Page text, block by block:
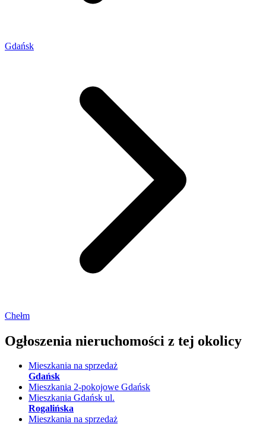
Gdańsk
Chełm
Ogłoszenia nieruchomości z tej okolicy
Mieszkania na sprzedaż
Gdańsk
Mieszkania 2-pokojowe Gdańsk
Mieszkania Gdańsk ul.
Rogalińska
Mieszkania na sprzedaż